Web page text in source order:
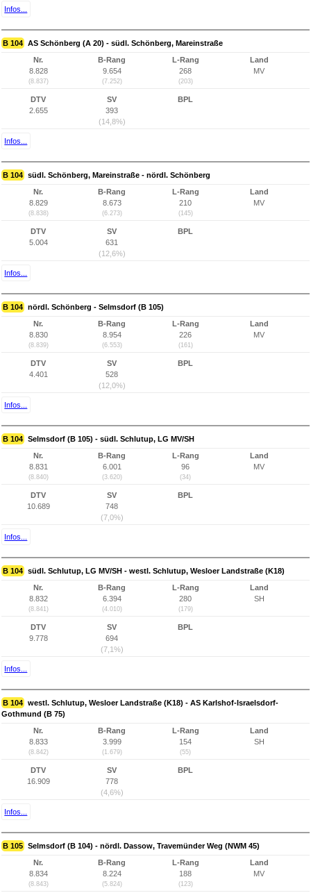
Infos...
B 104 AS Schönberg (A 20) - südl. Schönberg, Mareinstraße
Nr.
8.828
(8.837)
B-Rang
9.654
(7.252)
L-Rang
268
(203)
Land
MV
DTV
2.655
SV
393
(14,8%)
BPL
Infos...
B 104 südl. Schönberg, Mareinstraße - nördl. Schönberg
Nr.
8.829
(8.838)
B-Rang
8.673
(6.273)
L-Rang
210
(145)
Land
MV
DTV
5.004
SV
631
(12,6%)
BPL
Infos...
B 104 nördl. Schönberg - Selmsdorf (B 105)
Nr.
8.830
(8.839)
B-Rang
8.954
(6.553)
L-Rang
226
(161)
Land
MV
DTV
4.401
SV
528
(12,0%)
BPL
Infos...
B 104 Selmsdorf (B 105) - südl. Schlutup, LG MV/SH
Nr.
8.831
(8.840)
B-Rang
6.001
(3.620)
L-Rang
96
(34)
Land
MV
DTV
10.689
SV
748
(7,0%)
BPL
Infos...
B 104 südl. Schlutup, LG MV/SH - westl. Schlutup, Wesloer Landstraße (K18)
Nr.
8.832
(8.841)
B-Rang
6.394
(4.010)
L-Rang
280
(179)
Land
SH
DTV
9.778
SV
694
(7,1%)
BPL
Infos...
B 104 westl. Schlutup, Wesloer Landstraße (K18) - AS Karlshof-Israelsdorf-
Gothmund (B 75)
Nr.
8.833
(8.842)
B-Rang
3.999
(1.679)
L-Rang
154
(55)
Land
SH
DTV
16.909
SV
778
(4,6%)
BPL
Infos...
B 105 Selmsdorf (B 104) - nördl. Dassow, Travemünder Weg (NWM 45)
Nr.
8.834
(8.843)
B-Rang
8.224
(5.824)
L-Rang
188
(123)
Land
MV